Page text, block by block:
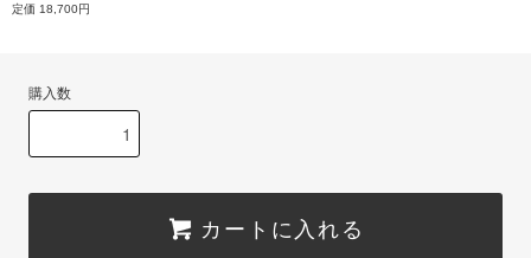
定価 18,700円
購入数
カートに入れる